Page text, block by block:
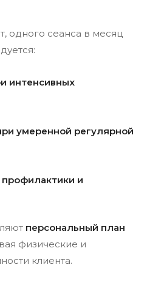
одного сеанса в месяц
интенсивных
умеренной регулярной
и
персональный план
физические и
клиента.